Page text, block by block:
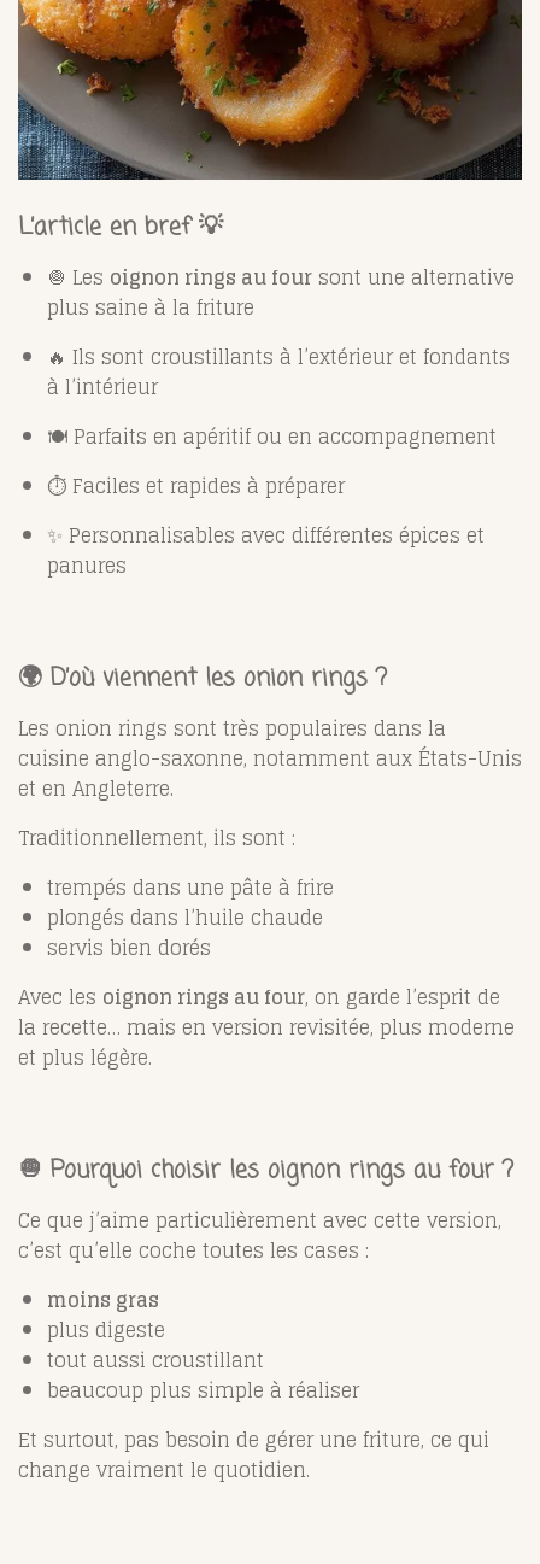
L’article en bref 💡
🧅 Les oignon rings au four sont une alternative
plus saine à la friture
🔥 Ils sont croustillants à l’extérieur et fondants
à l’intérieur
🍽️ Parfaits en apéritif ou en accompagnement
⏱️ Faciles et rapides à préparer
✨ Personnalisables avec différentes épices et
panures
🌍 D’où viennent les onion rings ?
Les onion rings sont très populaires dans la
cuisine anglo-saxonne, notamment aux États-Unis
et en Angleterre.
Traditionnellement, ils sont :
trempés dans une pâte à frire
plongés dans l’huile chaude
servis bien dorés
Avec les oignon rings au four, on garde l’esprit de
la recette… mais en version revisitée, plus moderne
et plus légère.
🧅 Pourquoi choisir les oignon rings au four ?
Ce que j’aime particulièrement avec cette version,
c’est qu’elle coche toutes les cases :
moins gras
plus digeste
tout aussi croustillant
beaucoup plus simple à réaliser
Et surtout, pas besoin de gérer une friture, ce qui
change vraiment le quotidien.